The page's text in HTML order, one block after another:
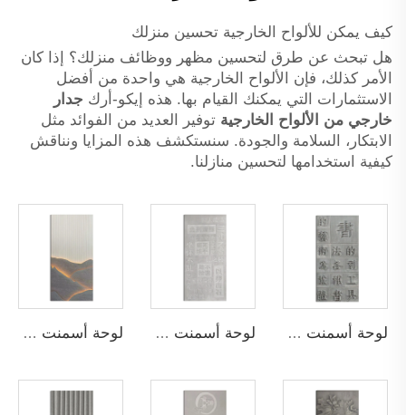
كيف يمكن للألواح الخارجية تحسين منزلك
هل تبحث عن طرق لتحسين مظهر ووظائف منزلك؟ إذا كان
الأمر كذلك، فإن الألواح الخارجية هي واحدة من أفضل
الاستثمارات التي يمكنك القيام بها. هذه إيكو-أرك جدار
خارجي من الألواح الخارجية توفير العديد من الفوائد مثل
الابتكار، السلامة والجودة. سنستكشف هذه المزايا ونناقش
كيفية استخدامها لتحسين منازلنا.
لوحة أسمنت ألياف بتصميم إيجابي مخصص لوحة أسمنت ألياف بتصميم سلبي مخصص لوحة أسمنت ألياف بمثاقب مجوفة مخصصة